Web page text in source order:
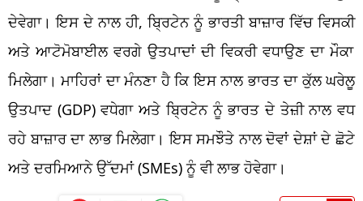
ਦੇਵੇਗਾ। ਇਸ ਦੇ ਨਾਲ ਹੀ, ਬ੍ਰਿਟੇਨ ਨੂੰ ਭਾਰਤੀ ਬਾਜ਼ਾਰ ਵਿੱਚ ਵਿਸਕੀ
ਅਤੇ ਆਟੋਮੋਬਾਈਲਵਰਗੇ ਉਤਪਾਦਾਂਦੀ ਵਿਕਰੀ ਵਧਾਉਣ ਦਾ ਮੌਕਾ
ਮਿਲੇਗਾ। ਮਾਹਿਰਾਂ ਦਾ ਮੰਨਣਾ ਹੈ ਕਿ ਇਸ ਨਾਲ ਭਾਰਤ ਦਾ ਕੁੱਲ ਘਰੇਲੂ
ਉਤਪਾਦ (GDP)ਵਧੇਗਾਅਤੇ ਬ੍ਰਿਟੇਨ ਨੂੰ ਭਾਰਤ ਦੇ ਤੇਜ਼ੀ ਨਾਲਵਧ
ਰਹੇ ਬਾਜ਼ਾਰ ਦਾ ਲਾਭ ਮਿਲੇਗਾ। ਇਸ ਸਮਝੌਤੇ ਨਾਲ ਦੋਵਾਂ ਦੇਸ਼ਾਂਦੇ ਛੋਟੇ
ਅਤੇ ਦਰਮਿਆਨੇਉੱਦਮਾਂ(SMEs)ਨੂੰ ਵੀ ਲਾਭ ਹੋਵੇਗਾ।